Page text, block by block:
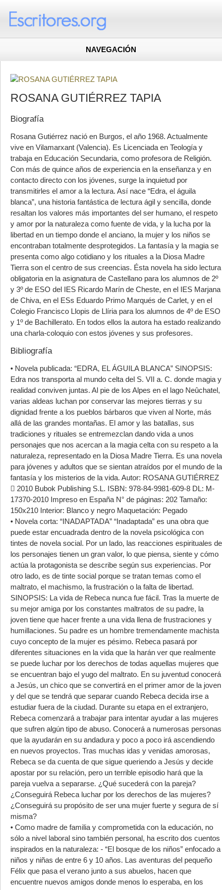
NAVEGACIÓN
ROSANA GUTIÉRREZ TAPIA
Biografía
Rosana Gutiérrez nació en Burgos, el año 1968. Actualmente
vive en Vilamarxant (Valencia). Es Licenciada en Teología y
trabaja en Educación Secundaria, como profesora de Religión.
Con más de quince años de experiencia en la enseñanza y en
contacto directo con los jóvenes, surge la inquietud por
transmitirles el amor a la lectura. Así nace “Edra, el águila
blanca”, una historia fantástica de lectura ágil y sencilla, donde
resaltan los valores más importantes del ser humano, el respeto
y amor por la naturaleza como fuente de vida, y la lucha por la
libertad en un tiempo donde el anciano, la mujer y los niños se
encontraban totalmente desprotegidos. La fantasía y la magia se
presenta como algo cotidiano y los rituales a la Diosa Madre
Tierra son el centro de sus creencias. Ésta novela ha sido lectura
obligatoria en la asignatura de Castellano para los alumnos de 2º
y 3º de ESO del IES Ricardo Marín de Cheste, en el IES Marjana
de Chiva, en el ESs Eduardo Primo Marqués de Carlet, y en el
Colegio Francisco Llopis de Llíria para los alumnos de 4º de ESO
y 1º de Bachillerato. En todos ellos la autora ha estado realizando
una charla-coloquio con estos jóvenes y sus profesores.
Bibliografía
• Novela publicada: “EDRA, EL ÁGUILA BLANCA” SINOPSIS:
Edra nos transporta al mundo celta del S. VII a. C. donde magia y
realidad conviven juntas. Al pie de los Alpes en el lago Neûchatel,
varias aldeas luchan por conservar las mejores tierras y su
dignidad frente a los pueblos bárbaros que viven al Norte, más
allá de las grandes montañas. El amor y las batallas, sus
tradiciones y rituales se entremezclan dando vida a unos
personajes que nos acercan a la magia celta con su respeto a la
naturaleza, representado en la Diosa Madre Tierra. Es una novela
para jóvenes y adultos que se sientan atraídos por el mundo de la
fantasía y los misterios de la vida. Autor: ROSANA GUTIÉRREZ
 2010 Bubok Publishing S.L. ISBN: 978-84-9981-609-8 DL: M-
17370-2010 Impreso en España N° de páginas: 202 Tamaño:
150x210 Interior: Blanco y negro Maquetación: Pegado
• Novela corta: “INADAPTADA” “Inadaptada” es una obra que
puede estar encuadrada dentro de la novela psicológica con
tintes de novela social. Por un lado, las reacciones espirituales de
los personajes tienen un gran valor, lo que piensa, siente y cómo
actúa la protagonista se describe según sus experiencias. Por
otro lado, es de tinte social porque se tratan temas como el
maltrato, el machismo, la frustración o la falta de libertad.
SINOPSIS: La vida de Rebeca nunca fue fácil. Tras la muerte de
su mejor amiga por los constantes maltratos de su padre, la
joven tiene que hacer frente a una vida llena de frustraciones y
humillaciones. Su padre es un hombre tremendamente machista
cuyo concepto de la mujer es pésimo. Rebeca pasará por
diferentes situaciones en la vida que la harán ver que realmente
se puede luchar por los derechos de todas aquellas mujeres que
se encuentran bajo el yugo del maltrato. En su juventud conocerá
a Jesús, un chico que se convertirá en el primer amor de la joven
y del que se tendrá que separar cuando Rebeca decida irse a
estudiar fuera de la ciudad. Durante su etapa en el extranjero,
Rebeca comenzará a trabajar para intentar ayudar a las mujeres
que sufren algún tipo de abuso. Conocerá a numerosas personas
que la ayudarán en su andadura y poco a poco irá ascendiendo
en nuevos proyectos. Tras muchas idas y venidas amorosas,
Rebeca se da cuenta de que sigue queriendo a Jesús y decide
apostar por su relación, pero un terrible episodio hará que la
pareja vuelva a separarse. ¿Qué sucederá con la pareja?
¿Conseguirá Rebeca luchar por los derechos de las mujeres?
¿Conseguirá su propósito de ser una mujer fuerte y segura de sí
misma?
• Como madre de familia y comprometida con la educación, no
sólo a nivel laboral sino también personal, ha escrito dos cuentos
inspirados en la naturaleza: - “El bosque de los niños” enfocado a
niños y niñas de entre 6 y 10 años. Las aventuras del pequeño
Félix que pasa el verano junto a sus abuelos, hacen que
encuentre nuevos amigos donde menos lo esperaba, en los